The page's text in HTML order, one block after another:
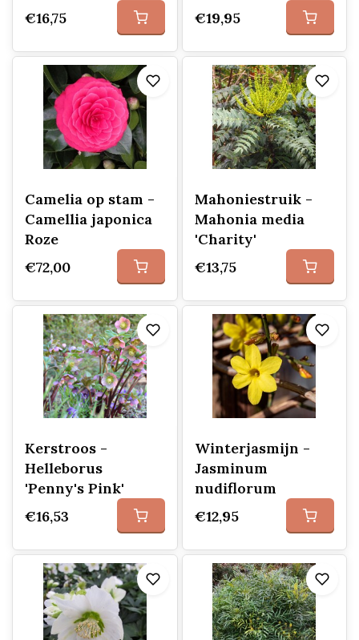
€16,75
€19,95
Camelia op stam -
Camellia japonica
Roze
€72,00
Mahoniestruik -
Mahonia media
'Charity'
€13,75
Kerstroos -
Helleborus
'Penny's Pink'
€16,53
Winterjasmijn -
Jasminum
nudiflorum
€12,95